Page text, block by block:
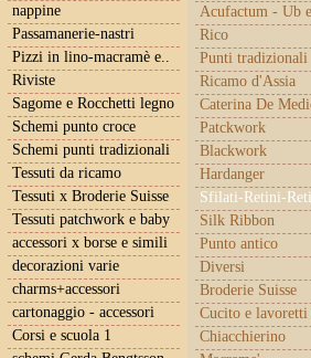
Acufactum - Ub
Rico
Punti tradizionali
Ricamo d'Assia
Caterina De
Patckwork
Blackwork
Hardanger
Sfilati-Retini-
Silk Ribbon
Punto antico
Diversi
Broderie Suisse
Cucito e lavoretti
Chiacchierino
nappine
Passamanerie-nastri
Pizzi in lino-macramè e..
Riviste
Sagome e Rocchetti legno
Schemi punto croce
Schemi punti tradizionali
Tessuti da ricamo
Tessuti x Broderie Suisse
Tessuti patchwork e baby
accessori x borse e simili
decorazioni varie
charms+accessori
cartonaggio - accessori
Corsi e scuola 1